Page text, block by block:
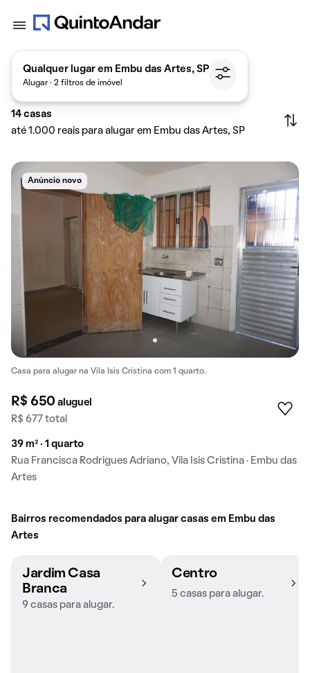
Qualquer lugar em Embu das Artes, SP
Alugar · 2 filtros de imóvel
14 casas
até 1.000 reais para alugar em Embu das Artes, SP
Anúncio novo
Casa para alugar na Vila Isis Cristina com 1 quarto.
R$ 650aluguel
R$ 677 total
39 m² · 1 quarto
Rua Francisca Rodrigues Adriano, Vila Isis Cristina · Embu das
Artes
Bairros recomendados para alugar casas em Embu das
Artes
Jardim Casa
Branca
9 casas para alugar.
Centro
5 casas para alugar.